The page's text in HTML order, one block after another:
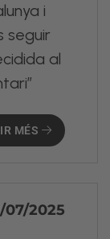
i
seguir
al
MÉS
07/2025